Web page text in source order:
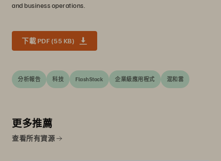
and business operations.
下載 PDF (55 KB)
分析報告 科技 FlashStack 企業級應用程式 混和雲
更多推薦
查看所有資源